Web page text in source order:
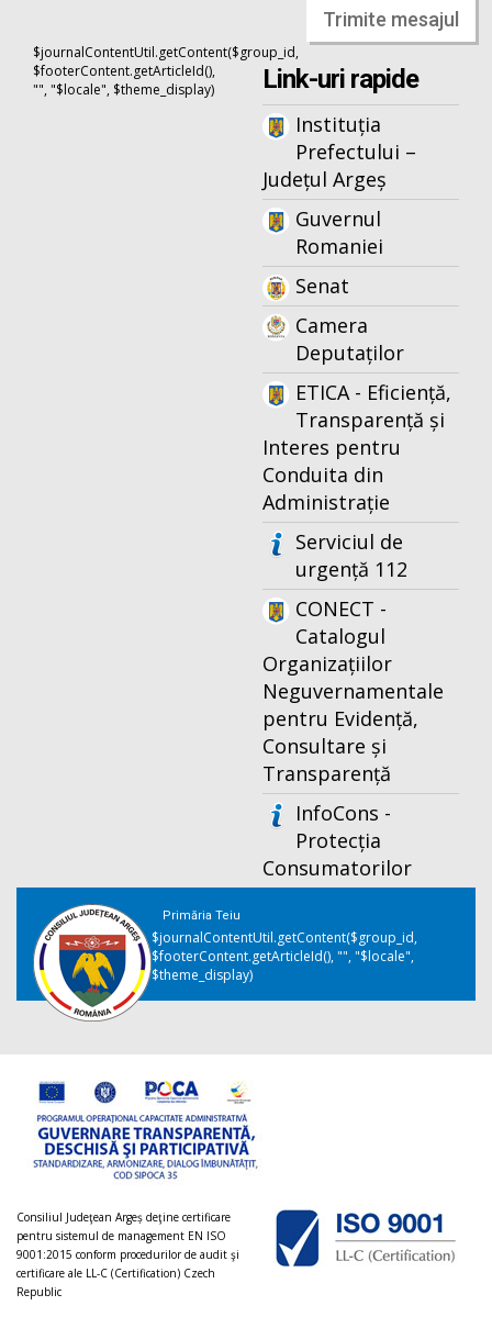
Trimite mesajul
$journalContentUtil.getContent($group_id,
$footerContent.getArticleId(),
"", "$locale", $theme_display)
Link-uri rapide
Instituția
Prefectului –
Județul Argeș
Guvernul
Romaniei
Senat
Camera
Deputaților
ETICA - Eficiență,
Transparență și
Interes pentru
Conduita din
Administrație
Serviciul de
urgență 112
CONECT -
Catalogul
Organizațiilor
Neguvernamentale
pentru Evidență,
Consultare și
Transparență
InfoCons -
Protecția
Consumatorilor
Primăria Teiu
$journalContentUtil.getContent($group_id,
$footerContent.getArticleId(), "", "$locale",
$theme_display)
Consiliul Judeţean Argeș deţine certificare
pentru sistemul de management EN ISO
9001:2015 conform procedurilor de audit şi
certificare ale LL-C (Certification) Czech
Republic